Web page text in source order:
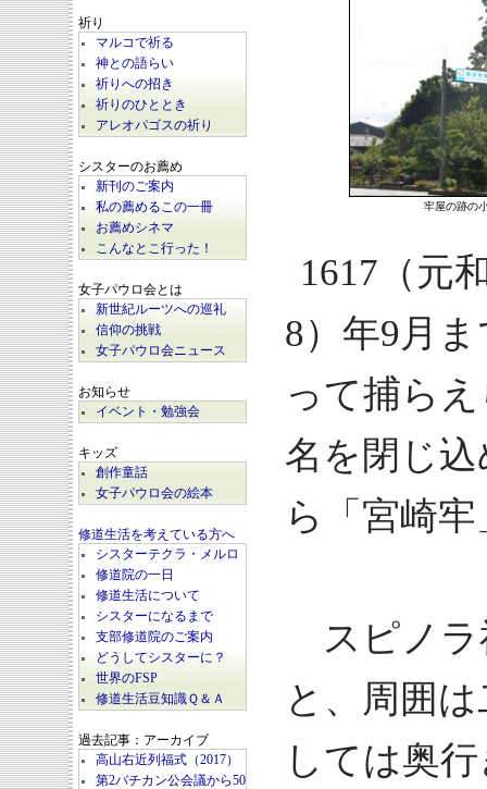
祈り
マルコで祈る
神との語らい
祈りへの招き
祈りのひととき
アレオパゴスの祈り
シスターのお薦め
新刊のご案内
私の薦めるこの一冊
お薦めシネマ
こんなとこ行った！
女子パウロ会とは
新世紀ルーツへの巡礼
信仰の挑戦
女子パウロ会ニュース
お知らせ
イベント・勉強会
キッズ
創作童話
女子パウロ会の絵本
修道生活を考えている方へ
シスターテクラ・メルロ
修道院の一日
修道生活について
シスターになるまで
支部修道院のご案内
どうしてシスターに？
世界のFSP
修道生活豆知識Ｑ＆Ａ
過去記事：アーカイブ
高山右近列福式（2017）
第2バチカン公会議から50
牢屋の跡の
1617（元
8）年9月
って捕ら
名を閉じ
ら「宮崎
スピノラ
と、周囲
しては奥